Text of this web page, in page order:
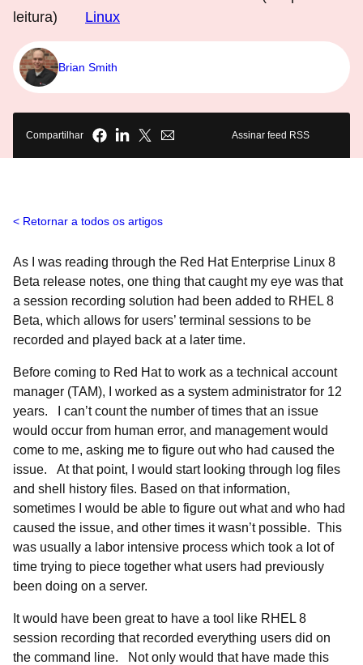
leitura)
Linux
Brian Smith
Compartilhar Assinar feed RSS
Retornar a todos os artigos
As I was reading through the Red Hat Enterprise Linux 8
Beta release notes, one thing that caught my eye was that
a session recording solution had been added to RHEL 8
Beta, which allows for users’ terminal sessions to be
recorded and played back at a later time.
Before coming to Red Hat to work as a technical account
manager (TAM), I worked as a system administrator for 12
years. I can’t count the number of times that an issue
would occur from human error, and management would
come to me, asking me to figure out who had caused the
issue. At that point, I would start looking through log files
and shell history files. Based on that information,
sometimes I would be able to figure out what and who had
caused the issue, and other times it wasn’t possible. This
was usually a labor intensive process which took a lot of
time trying to piece together what users had previously
been doing on a server.
It would have been great to have a tool like RHEL 8
session recording that recorded everything users did on
the command line. Not only would that have made this